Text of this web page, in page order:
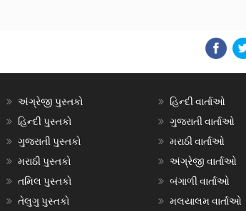
અંગ્રેજી પુસ્તકો
હિન્દી પુસ્તકો
ગુજરાતી પુસ્તકો
મરાઠી પુસ્તકો
તમિલ પુસ્તકો
તેલુગુ પુસ્તકો
હિન્દી વાર્તાઓ
ગુજરાતી વાર્તાઓ
મરાઠી વાર્તાઓ
અંગ્રેજી વાર્તાઓ
બંગાળી વાર્તાઓ
મલયાલમ વાર્તાઓ